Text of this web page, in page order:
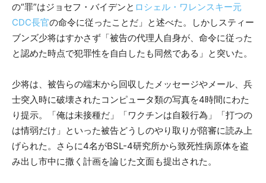
の“罪”はジョセフ・バイデンと ロシェル・ワレンスキー元
CDC長官の命令に従ったことだ」と述べた。しかしスティー
ブンズ少将はすかさず「被告の代理人自身が、命令に従った
と認めた時点で犯罪性を自白したも同然である」と突いた。
少将は、被告らの端末から回収したメッセージやメール、兵
士突入時に破壊されたコンピュータ類の写真を4時間にわた
り提示。「俺は未接種だ」「ワクチンは自殺行為」「打つの
は情弱だけ」といった被告どうしのやり取りが陪審に読み上
げられた。さらに4名がBSL-4研究所から致死性病原体を盗
み出し市中に撒く計画を論じた文面も提出された。